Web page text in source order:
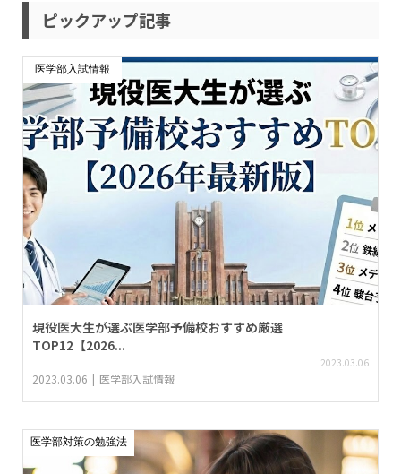
ピックアップ記事
医学部入試情報
現役医大生が選ぶ医学部予備校おすすめ厳選
TOP12【2026...
2023.03.06
2023.03.06 医学部入試情報
医学部対策の勉強法